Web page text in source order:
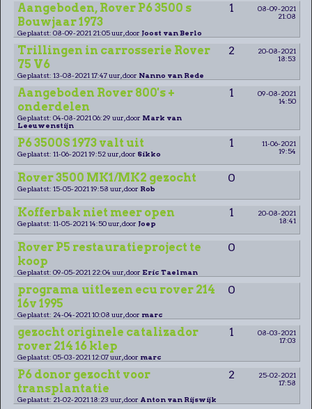
Aangeboden, Rover P6 3500 s
Bouwjaar 1973
1
08-09-2021
21:08
Geplaatst: 08-09-2021 21:05 uur, door Joost van Berlo
Trillingen in carrosserie Rover
75 V6
2
20-08-2021
18:53
Geplaatst: 13-08-2021 17:47 uur, door Nanno van Rede
Aangeboden Rover 800's +
onderdelen
1
09-08-2021
14:50
Geplaatst: 04-08-2021 06:29 uur, door Mark van
Leeuwenstijn
P6 3500S 1973 valt uit 1
11-06-2021
19:54
Geplaatst: 11-06-2021 19:52 uur, door Sikko
Rover 3500 MK1/MK2 gezocht 0
Geplaatst: 15-05-2021 19:58 uur, door Rob
Kofferbak niet meer open 1
20-08-2021
18:41
Geplaatst: 11-05-2021 14:50 uur, door Joep
Rover P5 restauratieproject te
koop
0
Geplaatst: 09-05-2021 22:04 uur, door Eric Taelman
programa uitlezen ecu rover 214
16v 1995
0
Geplaatst: 24-04-2021 10:08 uur, door marc
gezocht originele catalizador
rover 214 16 klep
1
08-03-2021
17:03
Geplaatst: 05-03-2021 12:07 uur, door marc
P6 donor gezocht voor
transplantatie
2
25-02-2021
17:58
Geplaatst: 21-02-2021 18:23 uur, door Anton van Rijswijk